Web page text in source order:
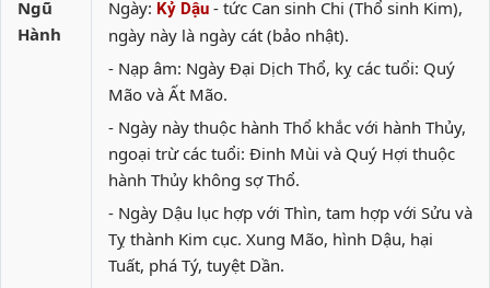
Ngũ
Hành
Ngày: Kỷ Dậu - tức Can sinh Chi (Thổ sinh Kim),
ngày này là ngày cát (bảo nhật).
- Nạp âm: Ngày Đại Dịch Thổ, kỵ các tuổi: Quý
Mão và Ất Mão.
- Ngày này thuộc hành Thổ khắc với hành Thủy,
ngoại trừ các tuổi: Đinh Mùi và Quý Hợi thuộc
hành Thủy không sợ Thổ.
- Ngày Dậu lục hợp với Thìn, tam hợp với Sửu và
Tỵ thành Kim cục. Xung Mão, hình Dậu, hại
Tuất, phá Tý, tuyệt Dần.